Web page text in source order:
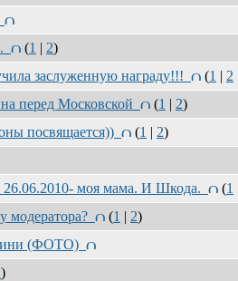
(1 | 2)
заслуженную награду!!!
(1 | 2
перед Московской
(1 | 2)
посвящается))
(1 | 2)
моя мама. И Шкода.
(1
модератора?
(1 | 2)
(ФОТО)
)